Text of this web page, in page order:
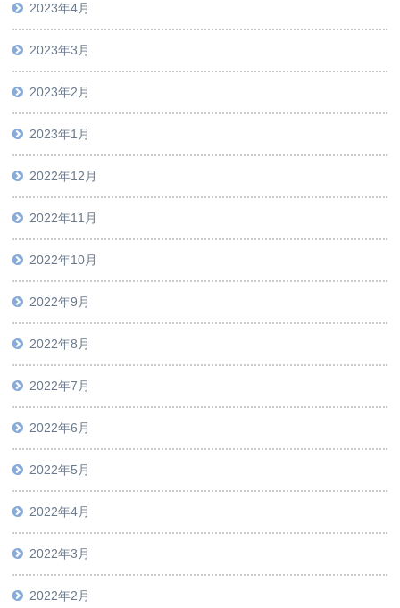
2023年4月
2023年3月
2023年2月
2023年1月
2022年12月
2022年11月
2022年10月
2022年9月
2022年8月
2022年7月
2022年6月
2022年5月
2022年4月
2022年3月
2022年2月